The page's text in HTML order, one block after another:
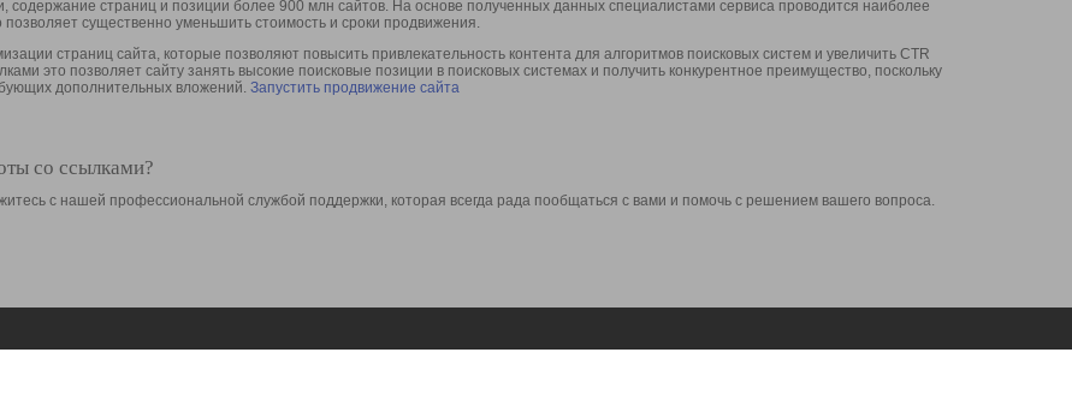
содержание страниц и позиции более 900 млн сайтов. На основе полученных данных специалистами сервиса проводится наиболее
существенно уменьшить стоимость и сроки продвижения.
страниц сайта, которые позволяют повысить привлекательность контента для алгоритмов поисковых систем и увеличить CTR
это позволяет сайту занять высокие поисковые позиции в поисковых системах и получить конкурентное преимущество, поскольку
дополнительных вложений. Запустить продвижение сайта
со ссылками?
с нашей профессиональной службой поддержки, которая всегда рада пообщаться с вами и помочь с решением вашего вопроса.